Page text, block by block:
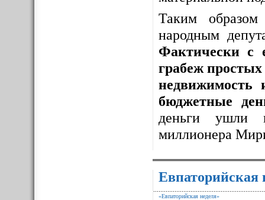
Таким
народным
Фактически с
грабеж
недвижимость
бюджетные
деньги ушли
миллионера
Евпаторийская
«Евпаторийская неделя»